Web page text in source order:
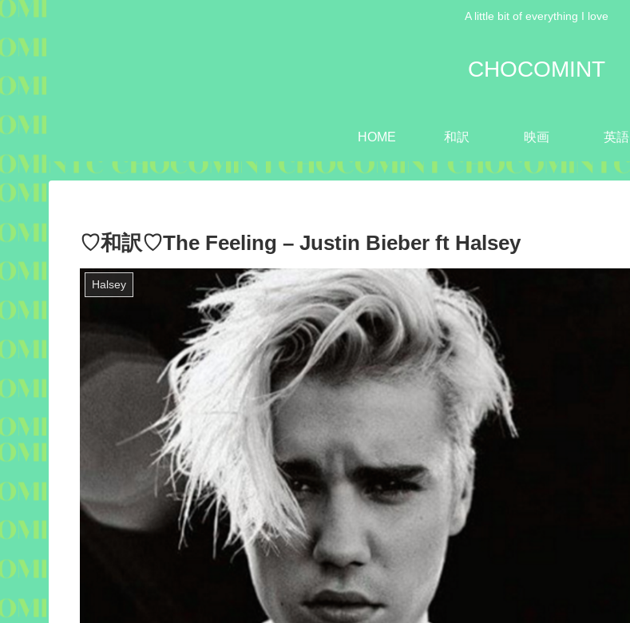
A little bit of everything I love
CHOCOMINT
HOME 和訳 映画 英語
♡和訳♡The Feeling – Justin Bieber ft Halsey
Halsey